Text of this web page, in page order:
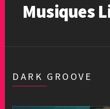
Musiques
DARK GROOVE